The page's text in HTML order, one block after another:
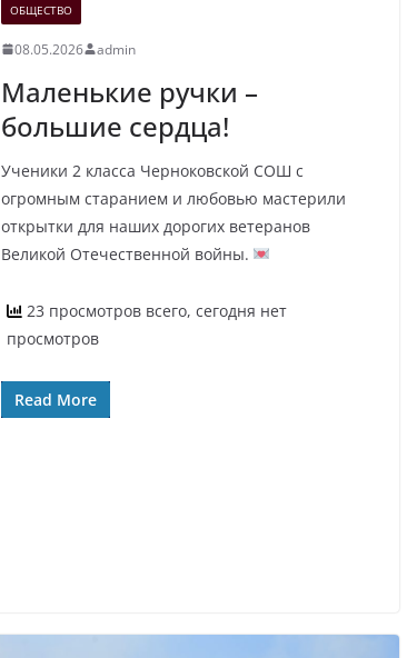
ОБЩЕСТВО
08.05.2026 admin
Маленькие ручки –
большие сердца!
Ученики 2 класса Черноковской СОШ с
огромным старанием и любовью мастерили
открытки для наших дорогих ветеранов
Великой Отечественной войны.
23 просмотров всего, сегодня нет
просмотров
Read More